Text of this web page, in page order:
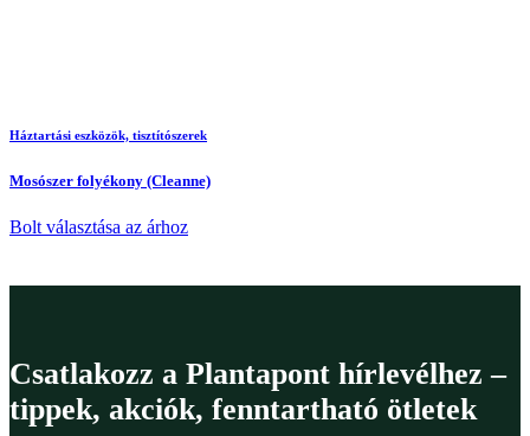
Háztartási eszközök, tisztítószerek
Mosószer folyékony (Cleanne)
Bolt választása az árhoz
Csatlakozz a Plantapont hírlevélhez –
tippek, akciók, fenntartható ötletek